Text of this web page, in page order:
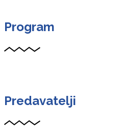
Program
Predavatelji